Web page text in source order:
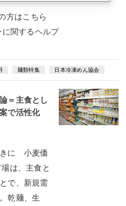
方はこちら
に関するヘルプ
麺類特集 日本冷凍めん協会
＝主食とし
で活性化
に 小麦価
は、主食と
で、新規需
乾麺、生